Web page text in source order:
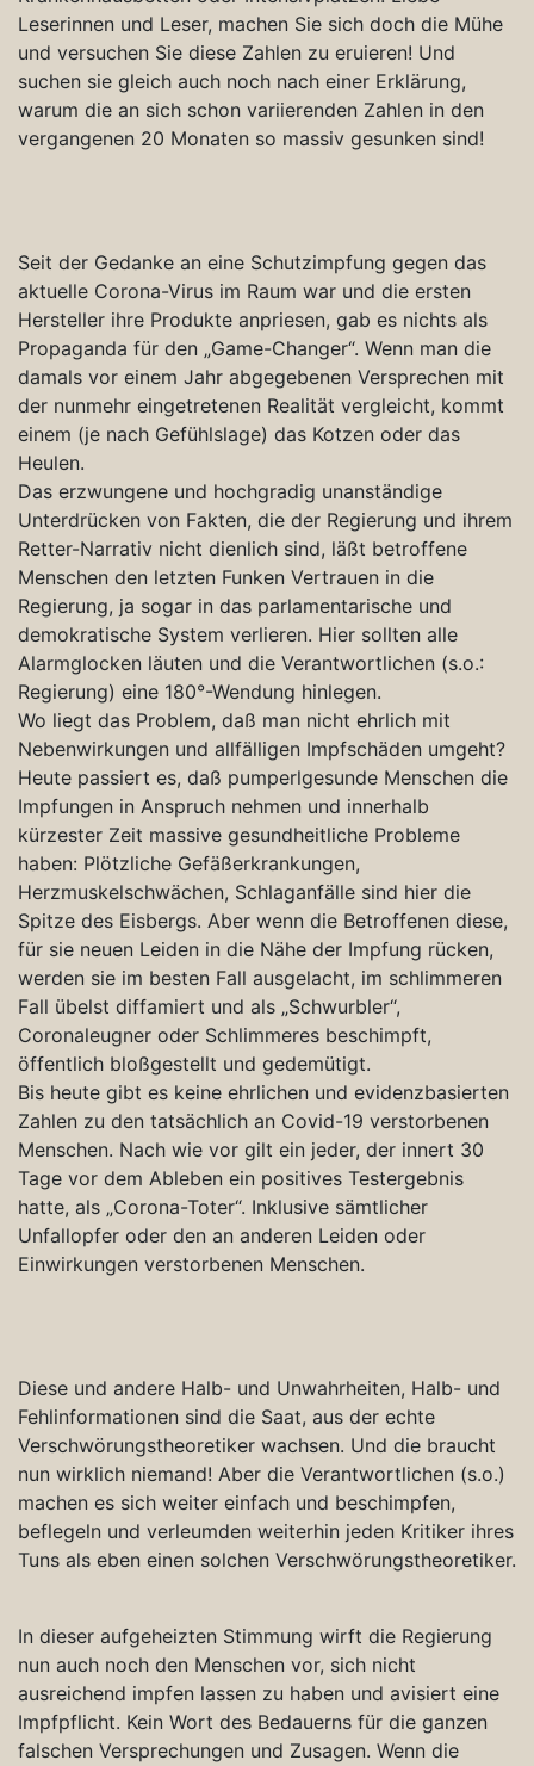
Leserinnen und Leser, machen Sie sich doch die Mühe
und versuchen Sie diese Zahlen zu eruieren! Und
suchen sie gleich auch noch nach einer Erklärung,
warum die an sich schon variierenden Zahlen in den
vergangenen 20 Monaten so massiv gesunken sind!
Seit der Gedanke an eine Schutzimpfung gegen das
aktuelle Corona-Virus im Raum war und die ersten
Hersteller ihre Produkte anpriesen, gab es nichts als
Propaganda für den „Game-Changer“. Wenn man die
damals vor einem Jahr abgegebenen Versprechen mit
der nunmehr eingetretenen Realität vergleicht, kommt
einem (je nach Gefühlslage) das Kotzen oder das
Heulen.
Das erzwungene und hochgradig unanständige
Unterdrücken von Fakten, die der Regierung und ihrem
Retter-Narrativ nicht dienlich sind, läßt betroffene
Menschen den letzten Funken Vertrauen in die
Regierung, ja sogar in das parlamentarische und
demokratische System verlieren. Hier sollten alle
Alarmglocken läuten und die Verantwortlichen (s.o.:
Regierung) eine 180°-Wendung hinlegen.
Wo liegt das Problem, daß man nicht ehrlich mit
Nebenwirkungen und allfälligen Impfschäden umgeht?
Heute passiert es, daß pumperlgesunde Menschen die
Impfungen in Anspruch nehmen und innerhalb
kürzester Zeit massive gesundheitliche Probleme
haben: Plötzliche Gefäßerkrankungen,
Herzmuskelschwächen, Schlaganfälle sind hier die
Spitze des Eisbergs. Aber wenn die Betroffenen diese,
für sie neuen Leiden in die Nähe der Impfung rücken,
werden sie im besten Fall ausgelacht, im schlimmeren
Fall übelst diffamiert und als „Schwurbler“,
Coronaleugner oder Schlimmeres beschimpft,
öffentlich bloßgestellt und gedemütigt.
Bis heute gibt es keine ehrlichen und evidenzbasierten
Zahlen zu den tatsächlich an Covid-19 verstorbenen
Menschen. Nach wie vor gilt ein jeder, der innert 30
Tage vor dem Ableben ein positives Testergebnis
hatte, als „Corona-Toter“. Inklusive sämtlicher
Unfallopfer oder den an anderen Leiden oder
Einwirkungen verstorbenen Menschen.
Diese und andere Halb- und Unwahrheiten, Halb- und
Fehlinformationen sind die Saat, aus der echte
Verschwörungstheoretiker wachsen. Und die braucht
nun wirklich niemand! Aber die Verantwortlichen (s.o.)
machen es sich weiter einfach und beschimpfen,
beflegeln und verleumden weiterhin jeden Kritiker ihres
Tuns als eben einen solchen Verschwörungstheoretiker.
In dieser aufgeheizten Stimmung wirft die Regierung
nun auch noch den Menschen vor, sich nicht
ausreichend impfen lassen zu haben und avisiert eine
Impfpflicht. Kein Wort des Bedauerns für die ganzen
falschen Versprechungen und Zusagen. Wenn die